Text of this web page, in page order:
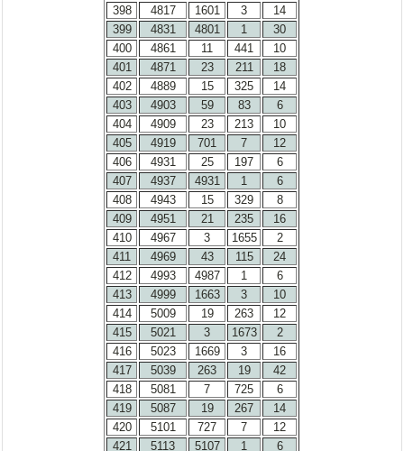
398
4817 1601 3
14
399
4831 4801 1
30
400
4861 11 441
10
401
4871 23 211
18
402
4889 15 325
14
403
4903 59 83
6
404
4909 23 213
10
405
4919 701 7
12
406
4931 25 197
6
407
4937 4931 1
6
408
4943 15 329
8
409
4951 21 235
16
410
4967 3 1655
2
411
4969 43 115
24
412
4993 4987 1
6
413
4999 1663 3
10
414
5009 19 263
12
415
5021 3 1673
2
416
5023 1669 3
16
417
5039 263 19
42
418
5081 7 725
6
419
5087 19 267
14
420
5101 727 7
12
421
5113 5107 1 6